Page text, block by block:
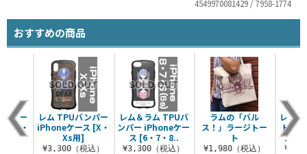
4549970081429 / 7958-1774
おすすめの商品
レム＆ラム TPUバ
ンパー iPhoneケー
ス [6・7・8..
¥3,300（税込）
ラムの「バル
ス！」ラージトー
ト
¥1,980（税込）
レム
トリ
ファ
パー
[6・
レム TPUバンパー
iPhoneケース [X・
Xs用]
¥3,300（税込）